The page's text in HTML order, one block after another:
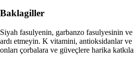
Baklagiller
Siyah fasulyenin, garbanzo fasulyesinin
ardı etmeyin. K vitamini, antioksidanlar
onları çorbalara ve güveçlere harika